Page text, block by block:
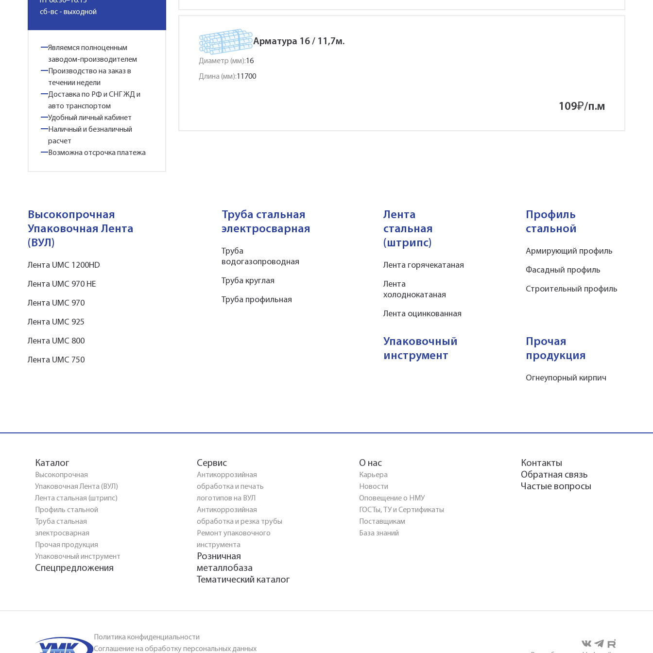
сб-вс - выходной
Являемся полноценным
заводом-производителем
Производство на заказ в
течении недели
Доставка по РФ и СНГ ЖД и
авто транспортом
Удобный личный кабинет
Наличный и безналичный
расчет
Возможна отсрочка платежа
Арматура 16 / 11,7м.
Диаметр (мм):16
Длина (мм):11700
109₽/п.м
Высокопрочная
Упаковочная Лента
(ВУЛ)
Лента UMC 1200HD
Лента UMC 970 HE
Лента UMC 970
Лента UMC 925
Лента UMC 800
Лента UMC 750
Труба стальная
электросварная
Труба
водогазопроводная
Труба круглая
Труба профильная
Лента
стальная
(штрипс)
Лента горячекатаная
Лента
холоднокатаная
Лента оцинкованная
Профиль
стальной
Армирующий профиль
Фасадный профиль
Строительный профиль
Упаковочный
инструмент
Прочая
продукция
Огнеупорный кирпич
Каталог
Высокопрочная
Упаковочная Лента (ВУЛ)
Лента стальная (штрипс)
Профиль стальной
Труба стальная
электросварная
Прочая продукция
Упаковочный инструмент
Спецпредложения
Сервис
Антикоррозийная
обработка и печать
логотипов на ВУЛ
Антикоррозийная
обработка и резка трубы
Ремонт упаковочного
инструмента
Розничная
металлобаза
Тематический каталог
О нас
Карьера
Новости
Оповещение о НМУ
ГОСТы, ТУ и Сертификаты
Поставщикам
База знаний
Контакты
Обратная связь
Частые вопросы
Политика конфиденциальности
Соглашение на обработку персональных данных